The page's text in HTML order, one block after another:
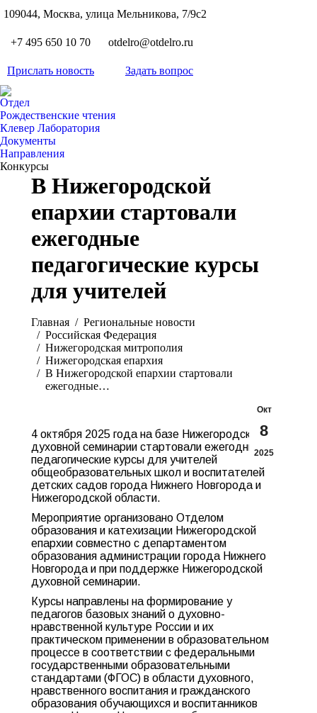
109044, Москва, улица Мельникова, 7/9с2
+7 495 650 10 70 otdelro@otdelro.ru
Прислать новость Задать вопрос
Отдел
Рождественские чтения
Клевер Лаборатория
Документы
Направления
Конкурсы
В Нижегородской
епархии стартовали
ежегодные
педагогические курсы
для учителей
Главная
Pегиональные новости
Российская Федерация
Нижегородская митрополия
Нижегородская епархия
В Нижегородской епархии стартовали
ежегодные…
Окт
8
2025
4 октября 2025 года на базе Нижегородской
духовной семинарии стартовали ежегодные
педагогические курсы для учителей
общеобразовательных школ и воспитателей
детских садов города Нижнего Новгорода и
Нижегородской области.
Мероприятие организовано Отделом
образования и катехизации Нижегородской
епархии совместно с департаментом
образования администрации города Нижнего
Новгорода и при поддержке Нижегородской
духовной семинарии.
Курсы направлены на формирование у
педагогов базовых знаний о духовно-
нравственной культуре России и их
практическом применении в образовательном
процессе в соответствии с федеральными
государственными образовательными
стандартами (ФГОС) в области духовного,
нравственного воспитания и гражданского
образования обучающихся и воспитанников